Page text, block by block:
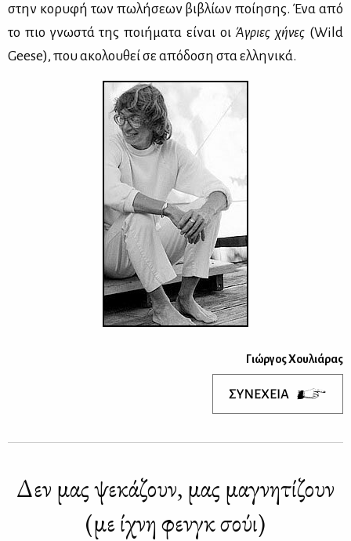
στην κο­ρυ­φή των πω­λή­σε­ων βι­βλί­ων ποί­η­σης. Ένα από
το πιο γνω­στά της ποι­ή­μα­τα εί­ναι οι Άγριες χή­νες (Wild
Geese), που ακο­λου­θεί σε από­δο­ση στα ελ­λη­νι­κά.
Γιώρ­γος Χου­λιά­ρας
Δεν μας ψε­κά­ζουν, μας μα­γνη­τί­ζουν
(με ίχνη φενγκ σούι)